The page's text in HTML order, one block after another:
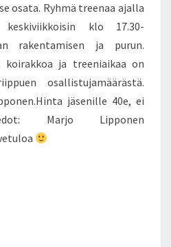
osata. Ryhmä treenaa ajalla
klo 17.30-
rakentamisen ja purun.
koirakkoa ja treeniaikaa on
osallistujamäärästä.
jäsenille 40e, ei
Marjo Lipponen